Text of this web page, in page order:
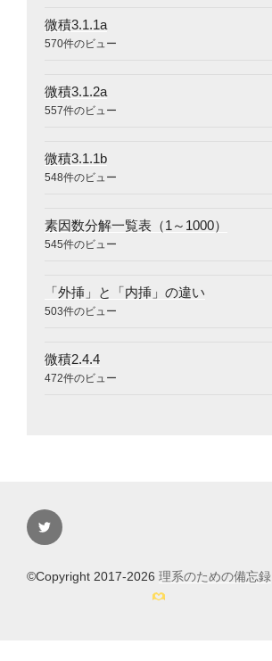
微積3.1.1a
570件のビュー
微積3.1.2a
557件のビュー
微積3.1.1b
548件のビュー
素因数分解一覧表（1～1000）
545件のビュー
「外挿」と「内挿」の違い
503件のビュー
微積2.4.4
472件のビュー
Twitter
©Copyright 2017-2026 理系のための備忘録